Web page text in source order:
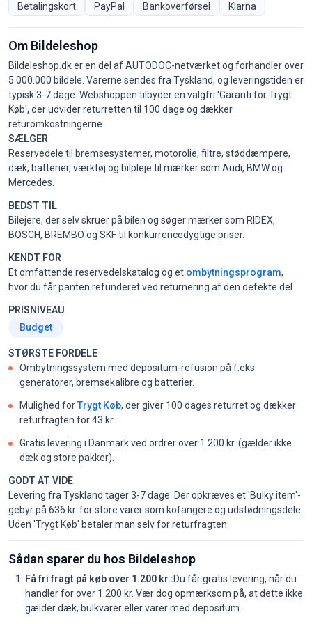
Betalingskort PayPal Bankoverførsel Klarna
Om Bildeleshop
Bildeleshop.dk er en del af AUTODOC-netværket og forhandler over
5.000.000 bildele. Varerne sendes fra Tyskland, og leveringstiden er
typisk 3-7 dage. Webshoppen tilbyder en valgfri 'Garanti for Trygt
Køb', der udvider returretten til 100 dage og dækker
returomkostningerne.
SÆLGER
Reservedele til bremsesystemer, motorolie, filtre, støddæmpere,
dæk, batterier, værktøj og bilpleje til mærker som Audi, BMW og
Mercedes.
BEDST TIL
Bilejere, der selv skruer på bilen og søger mærker som RIDEX,
BOSCH, BREMBO og SKF til konkurrencedygtige priser.
KENDT FOR
Et omfattende reservedelskatalog og et ombytningsprogram,
hvor du får panten refunderet ved returnering af den defekte del.
PRISNIVEAU
Budget
STØRSTE FORDELE
Ombytningssystem med depositum-refusion på f.eks.
generatorer, bremsekalibre og batterier.
Mulighed forTrygt Køb, der giver 100 dages returret og dækker
returfragten for 43 kr.
Gratis levering i Danmark ved ordrer over 1.200 kr. (gælder ikke
dæk og store pakker).
GODT AT VIDE
Levering fra Tyskland tager 3-7 dage. Der opkræves et 'Bulky item'-
gebyr på 636 kr. for store varer som kofangere og udstødningsdele.
Uden 'Trygt Køb' betaler man selv for returfragten.
Sådan sparer du hos Bildeleshop
Få fri fragt på køb over 1.200 kr.:Du får gratis levering, når du
handler for over 1.200 kr. Vær dog opmærksom på, at dette ikke
gælder dæk, bulkvarer eller varer med depositum.